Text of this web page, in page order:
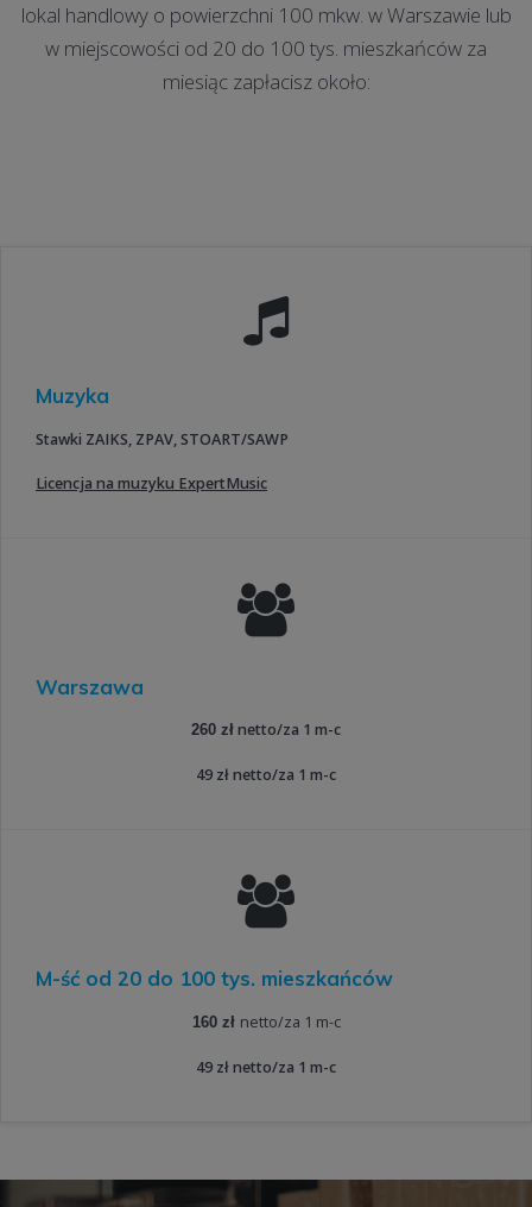
lokal handlowy o powierzchni 100 mkw. w Warszawie lub
w miejscowości od 20 do 100 tys. mieszkańców za
miesiąc zapłacisz około:
Muzyka
Stawki ZAIKS, ZPAV, STOART/SAWP
Licencja na muzyku ExpertMusic
Warszawa
260 zł netto/za 1 m-c
49 zł netto/za 1 m-c
M-ść od 20 do 100 tys. mieszkańców
160 zł netto/za 1 m-c
49 zł netto/za 1 m-c